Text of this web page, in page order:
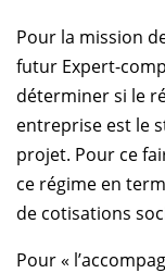
Pour la mission
futur Expert-
déterminer si le
entreprise est le
projet. Pour ce
ce régime en
de cotisations
Pour«